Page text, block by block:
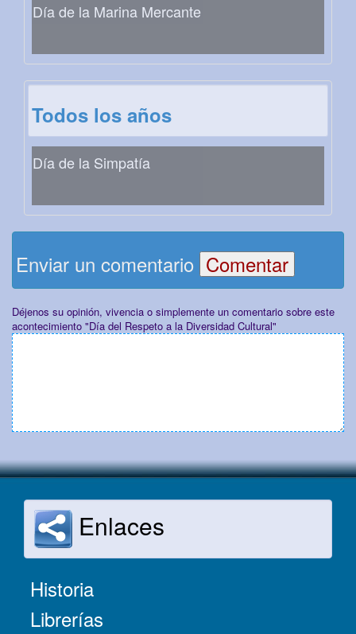
Día de la Marina Mercante
Todos los años
Día de la Simpatía
Enviar un comentario
Déjenos su opinión, vivencia o simplemente un comentario sobre este
acontecimiento "Día del Respeto a la Diversidad Cultural"
Enlaces
Historia
Librerías